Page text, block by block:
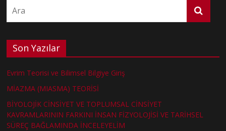
Son Yazılar
Evrim Teorisi ve Bilimsel Bilgiye Giriş
MİAZMA (MIASMA) TEORİSİ
BİYOLOJİK CİNSİYET VE TOPLUMSAL CİNSİYET
KAVRAMLARININ FARKINI İNSAN FİZYOLOJİSİ VE TARİHSEL
SÜREÇ BAĞLAMINDA İNCELEYELİM